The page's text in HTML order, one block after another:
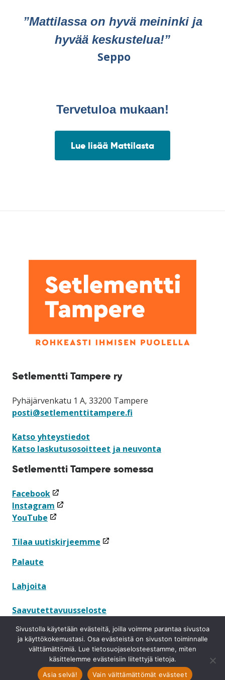
”Mattilassa on hyvä meininki ja
hyvää keskustelua!”
Seppo
Tervetuloa mukaan!
Lue lisää Mattilasta
Setlementti Tampere ry
Pyhäjärvenkatu 1 A, 33200 Tampere
posti@setlementtitampere.fi
Katso yhteystiedot
Katso laskutusosoitteet ja neuvonta
Setlementti Tampere somessa
Facebook(linkki
avataan
uuteen
Instagram (linkki
avataan
ikkunaan)
YouTube (linkki
uuteen
Tilaa uutiskirjeemme (linkki
Palaute
Lahjoita
Saavutettavuusseloste
Tietosuojaseloste
Ilmoituskanava
Sivustolla käytetään evästeitä, joilla voimme parantaa sivustoa
ja käyttökokemustasi. Osa evästeistä on sivuston toiminnalle
välttämättömiä. Lue tietosuojaselosteestamme, miten
käsittelemme evästeisiin liitettyjä tietoja.
Asia selvä!
Vain välttämättömät evästeet